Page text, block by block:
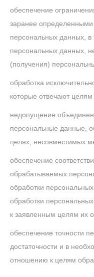
обеспечение
заранее
персональных данных,
персональных данных,
(получения)
обработка
которые отвечают
недопущение
персональные данные,
целях, несовместимых
обеспечение
обрабатываемых
обработки
обработки
к заявленным целям их
обеспечение точности
достаточности и в
отношению к целям